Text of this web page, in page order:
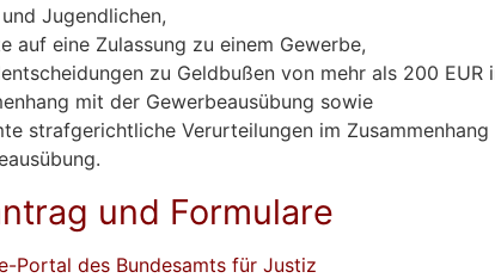
Jugendlichen,
auf eine Zulassung zu einem Gewerbe,
zu Geldbußen von mehr als 200 EUR
mit der Gewerbeausübung sowie
strafgerichtliche Verurteilungen im
und Formulare
Portal des Bundesamts für Justiz